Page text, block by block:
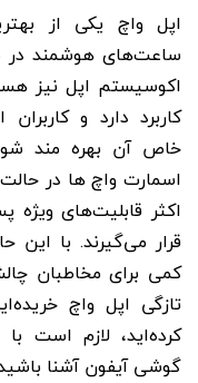
اپل واچ یکی از
ساعت‌های هوشمند در
اکوسیستم اپل نیز
کاربرد دارد و
خاص آن بهره مند
اکثر قابلیت‌های
قرار می‌گیرند. با
کمی برای مخاطبان
تازگی اپل واچ
کرده‌اید، لازم است
گوشی آیفون آشنا